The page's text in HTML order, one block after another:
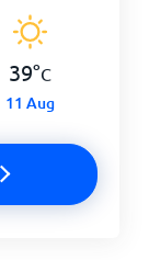
39°C
11 Aug